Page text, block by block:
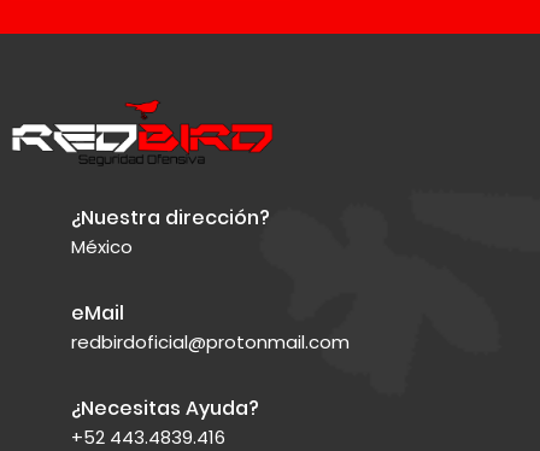
¿Nuestra dirección?
México
eMail
redbirdoficial@protonmail.com
¿Necesitas Ayuda?
+52 443.4839.416